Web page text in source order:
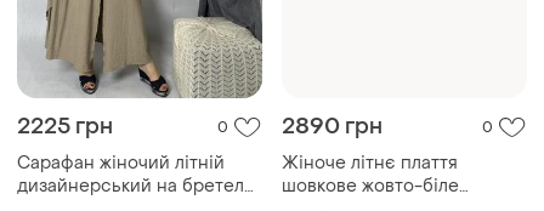
2225 грн 0
Сарафан жіночий літній
дизайнерський на бретелях
2890 грн 0
Жіноче літнє плаття
шовкове жовто-біле